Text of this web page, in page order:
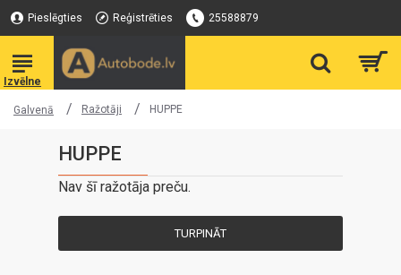
Pieslēgties Reģistrēties 25588879
Galvenā Ražotāji HUPPE
HUPPE
Nav šī ražotāja preču.
TURPINĀT